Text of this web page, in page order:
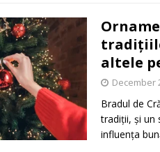
altele
December
Bradul de
tradiții, și un
influența